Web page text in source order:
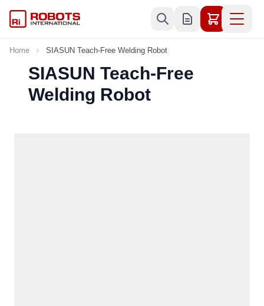
Home SIASUN Teach-Free Welding Robot
SIASUN Teach-Free
Welding Robot